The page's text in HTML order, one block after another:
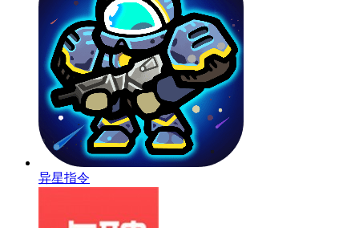
异星指令